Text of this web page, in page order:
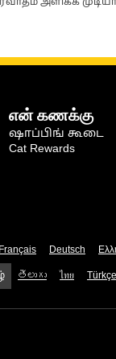
அளிக்க
என் கணக்கு
ஷாப்பிங் கூடை
Cat Rewards
Français Deutsch
తెలుగు ไทย Türkçe